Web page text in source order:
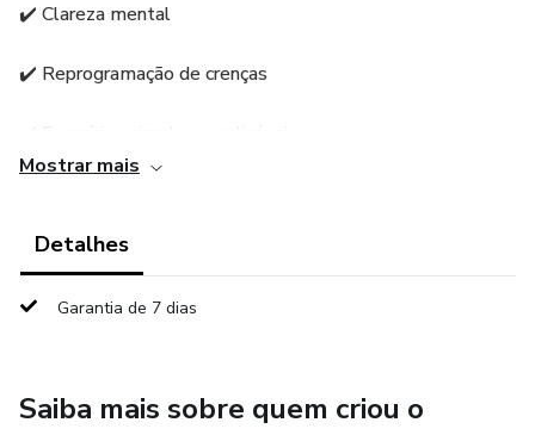
✔️ Clareza mental
✔️ Reprogramação de crenças
Um guia para quem quer assumir o controle da própria vida
e criar mudanças verdadeiras, começando de dentro para
fora.
Mostrar mais
Detalhes
Garantia de 7 dias
Saiba mais sobre quem criou o